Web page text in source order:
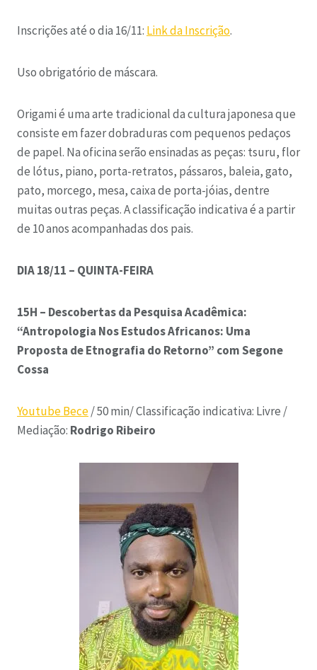
Inscrições até o dia 16/11: Link da Inscrição.
Uso obrigatório de máscara.
Origami é uma arte tradicional da cultura japonesa que
consiste em fazer dobraduras com pequenos pedaços
de papel. Na oficina serão ensinadas as peças: tsuru, flor
de lótus, piano, porta-retratos, pássaros, baleia, gato,
pato, morcego, mesa, caixa de porta-jóias, dentre
muitas outras peças. A classificação indicativa é a partir
de 10 anos acompanhadas dos pais.
DIA 18/11 – QUINTA-FEIRA
15H – Descobertas da Pesquisa Acadêmica:
“Antropologia Nos Estudos Africanos: Uma
Proposta de Etnografia do Retorno” com Segone
Cossa
Youtube Bece/ 50 min/ Classificação indicativa: Livre /
Mediação: Rodrigo Ribeiro